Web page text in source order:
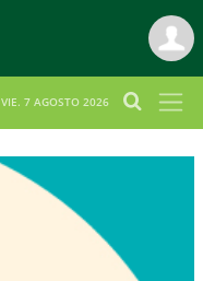
VIE. 7 AGOSTO 2026